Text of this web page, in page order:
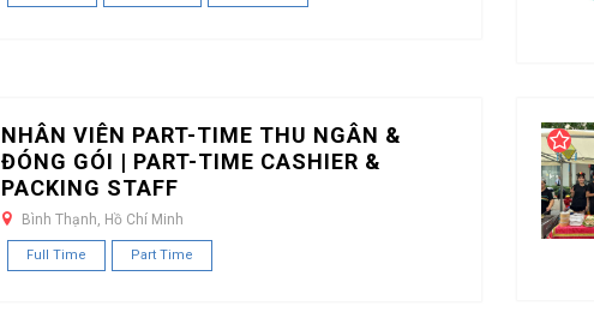
NHÂN VIÊN PART-TIME THU NGÂN &
ĐÓNG GÓI | PART-TIME CASHIER &
PACKING STAFF
Bình Thạnh, Hồ Chí Minh
Full Time Part Time